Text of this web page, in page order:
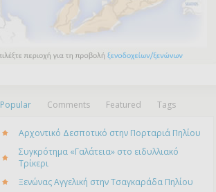
Popular Comments Featured Tags
Αρχοντικό Δεσποτικό στην Πορταριά Πηλίου
Συγκρότημα «Γαλάτεια» στο ειδυλλιακό
Τρίκερι
Ξενώνας Αγγελική στην Τσαγκαράδα Πηλίου